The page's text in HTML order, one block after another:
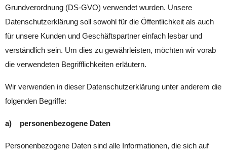
Grundverordnung (DS-GVO) verwendet wurden. Unsere
Datenschutzerklärung soll sowohl für die Öffentlichkeit als auch
für unsere Kunden und Geschäftspartner einfach lesbar und
verständlich sein. Um dies zu gewährleisten, möchten wir vorab
die verwendeten Begrifflichkeiten erläutern.
Wir verwenden in dieser Datenschutzerklärung unter anderem die
folgenden Begriffe:
a) personenbezogene Daten
Personenbezogene Daten sind alle Informationen, die sich auf